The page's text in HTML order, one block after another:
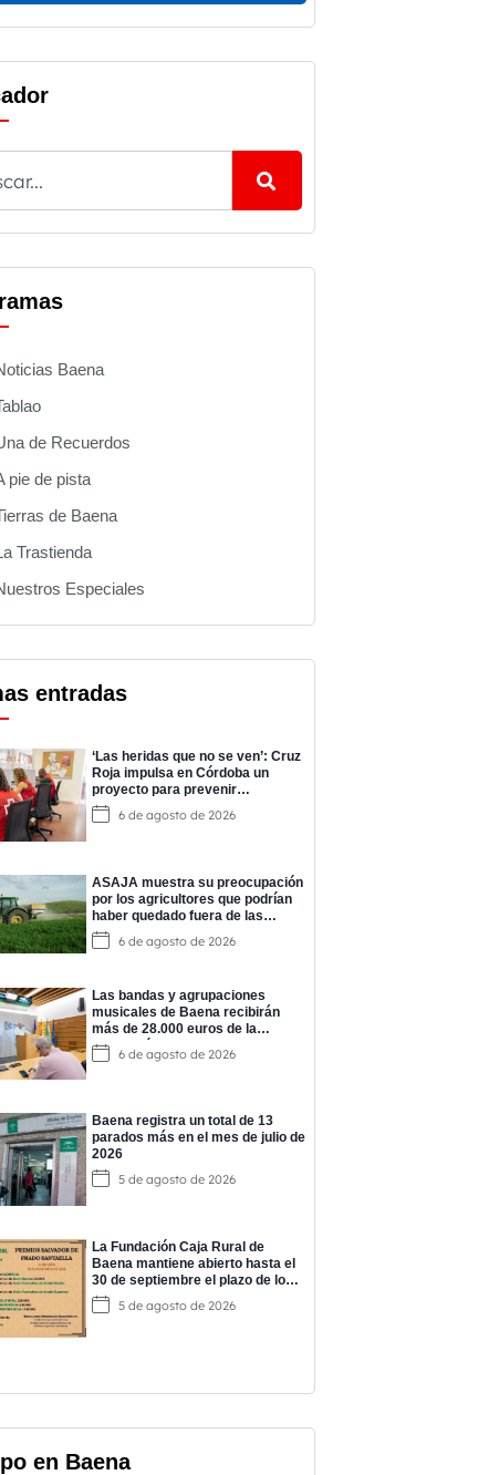
Baena
de Recuerdos
pie de pista
de Baena
Trastienda
Especiales
entradas
‘Las heridas que no se ven’: Cruz
Roja impulsa en Córdoba un
proyecto para prevenir
adicciones y cuidar la salud
mental6 de agosto de 2026
ASAJA muestra su preocupación
por los agricultores que podrían
haber quedado fuera de las
ayudas a los fertilizantes
6 de agosto de 2026
Las bandas y agrupaciones
musicales de Baena recibirán
más de 28.000 euros de la
Diputación para impulsar su
actividad6 de agosto de 2026
Baena registra un total de 13
parados más en el mes de julio de
2026
5 de agosto de 2026
La Fundación Caja Rural de
Baena mantiene abierto hasta el
30 de septiembre el plazo de los
‘Premios Salvador de Prado’
5 de agosto de 2026
en Baena